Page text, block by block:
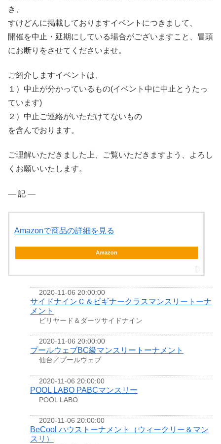
き、
すけどんに掲載しておりますイベントにつきまして、
開催を中止・延期にしている場合がございますこと、冒頭
にお断りをさせてくださいませ。
ご紹介しますイベントは、
１）中止が分かっているもの(イベント中に中止とうたっ
ています)
２）中止ご連絡がいただけてないもの
を含んでおります。
ご理解いただきました上、ご覧いただきますよう、よろし
くお願いいたします。
― 記 ―
Amazonで商品の詳細を見る
Amazon
2020-11-06 20:00:00
サイドナインＣ＆ビギナークラスマンスリートーナ
メント
ビリヤード＆ダーツサイドナイン
2020-11-06 20:00:00
プールウェブBC級マンスリートーナメント
仙台／プールウェブ
2020-11-06 20:00:00
POOL LABO PABCマンスリー
POOL LABO
2020-11-06 20:00:00
BeCool ハウストーナメント（ウィークリー＆マン
スリ）